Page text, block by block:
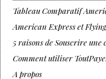
Tableau Comparatif
American Express et
5 raisons de Souscrire
Comment utiliser
A propos